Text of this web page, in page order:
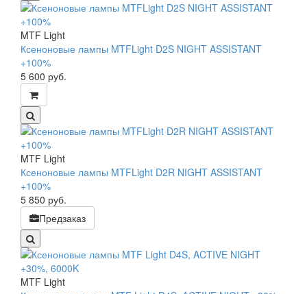
MTF Light
Ксеноновые лампы MTFLight D2S NIGHT ASSISTANT
+100%
5 600 руб.
MTF Light
Ксеноновые лампы MTFLight D2R NIGHT ASSISTANT
+100%
5 850 руб.
Предзаказ
MTF Light